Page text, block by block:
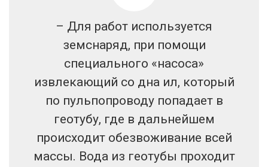
– Для работ используется
земснаряд, при помощи
специального «насоса»
извлекающий со дна ил, который
по пульпопроводу попадает в
геотубу, где в дальнейшем
происходит обезвоживание всей
массы. Вода из геотубы проходит